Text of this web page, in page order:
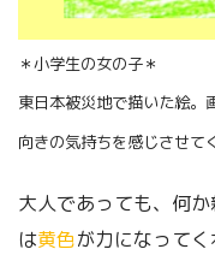
＊小学生の女の子＊
東日本被災地で描いた絵。
向きの気持ちを感じさせて
大人であっても、何
は黄色が力になってく